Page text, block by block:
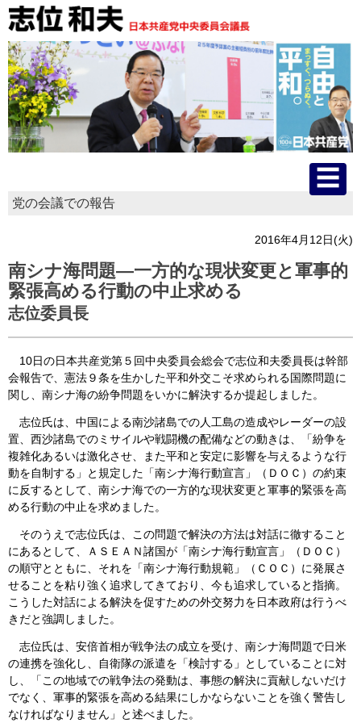
プロフィール
主な活動
国会質問
会見・発言集
論文・著書
党の会議での報告
2016年4月12日(火)
南シナ海問題―一方的な現状変更と軍事的
緊張高める行動の中止求める
志位委員長
10日の日本共産党第５回中央委員会総会で志位和夫委員長は幹部
会報告で、憲法９条を生かした平和外交こそ求められる国際問題に
関し、南シナ海の紛争問題をいかに解決するか提起しました。
志位氏は、中国による南沙諸島での人工島の造成やレーダーの設
置、西沙諸島でのミサイルや戦闘機の配備などの動きは、「紛争を
複雑化あるいは激化させ、また平和と安定に影響を与えるような行
動を自制する」と規定した「南シナ海行動宣言」（ＤＯＣ）の約束
に反するとして、南シナ海での一方的な現状変更と軍事的緊張を高
める行動の中止を求めました。
そのうえで志位氏は、この問題で解決の方法は対話に徹すること
にあるとして、ＡＳＥＡＮ諸国が「南シナ海行動宣言」（ＤＯＣ）
の順守とともに、それを「南シナ海行動規範」（ＣＯＣ）に発展さ
せることを粘り強く追求してきており、今も追求していると指摘。
こうした対話による解決を促すための外交努力を日本政府は行うべ
きだと強調しました。
志位氏は、安倍首相が戦争法の成立を受け、南シナ海問題で日米
の連携を強化し、自衛隊の派遣を「検討する」としていることに対
し、「この地域での戦争法の発動は、事態の解決に貢献しないだけ
でなく、軍事的緊張を高める結果にしかならないことを強く警告し
なければなりません」と述べました。